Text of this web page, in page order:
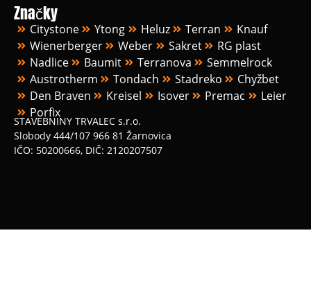
Značky
Citystone Ytong Heluz Terran
Knauf
Wienerberger
Weber Sakret
RG plast
Nadlice
Baumit Terranova
Semmelrock
Austrotherm
Tondach Stadreko
Chyžbet
Den Braven
Kreisel Isover Premac
Leier
Porfix
STAVEBNINY TRVALEC s.r.o.
Slobody 444/107 966 81 Žarnovica
IČO: 50200666, DIČ: 2120207507